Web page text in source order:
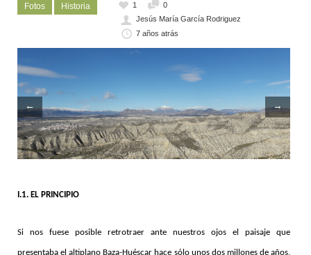
Fotos Historia 1
0
Jesús María García Rodriguez
7 años atrás
← →
I.1. EL PRINCIPIO
Si nos fuese posible retrotraer ante nuestros ojos el paisaje que
presentaba el altiplano Baza-Huéscar hace sólo unos dos millones de años,